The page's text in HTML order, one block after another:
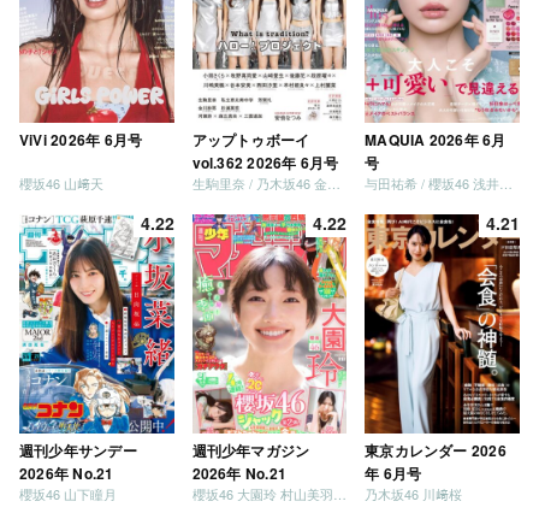
ViVi 2026年 6月号
櫻坂46 山﨑天
アップトゥボーイ
vol.362 2026年 6月号
生駒里奈 / 乃木坂46 金川紗耶 森平麗心
MAQUIA 2026年 6月
号
与田祐希 / 櫻坂46 浅井恋乃未
4.22
週刊少年サンデー
2026年 No.21
櫻坂46 山下瞳月
4.22
週刊少年マガジン
2026年 No.21
4.21
東京カレンダー 2026
年 6月号
乃木坂46 川﨑桜